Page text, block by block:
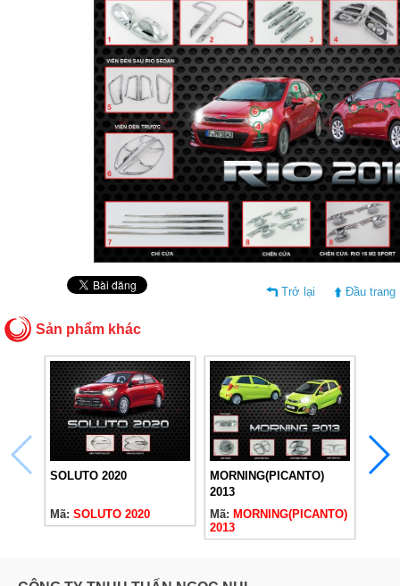
Trở lại Đầu trang
Sản phẩm khác
SOLUTO 2020
Mã: SOLUTO 2020
MORNING(PICANTO)
2013
Mã: MORNING(PICANTO)
2013